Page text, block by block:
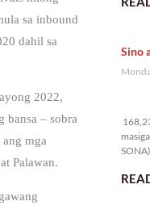
sa inbound
dahil sa
2022,
bansa – sobra
mga
Palawan.
Sino